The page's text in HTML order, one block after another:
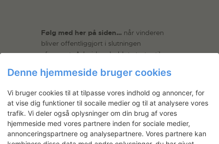
Følg med her på siden… når vinderen
bliver offentliggjort i slutningen
af august. Arbejdsopholdet starter til
Copenhagen åbner d. 26. november og
Denne hjemmeside bruger cookies
Vi bruger cookies til at tilpasse vores indhold og annoncer, for
at vise dig funktioner til socaile medier og til at analysere vores
trafik. Vi deler også oplysninger om din brug af vores
hjemmeside med vores partnere inden for sociale medier,
annonceringspartnere og analysepartnere. Vores partnere kan